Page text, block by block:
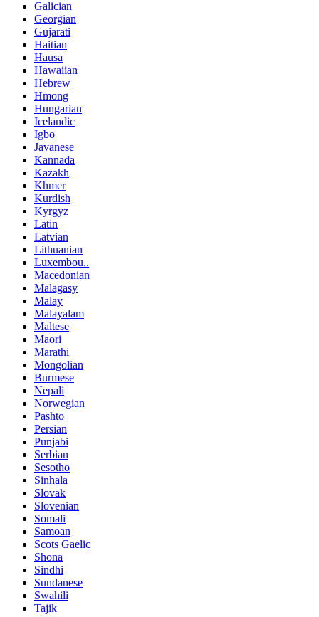
Galician
Georgian
Gujarati
Haitian
Hausa
Hawaiian
Hebrew
Hmong
Hungarian
Icelandic
Igbo
Javanese
Kannada
Kazakh
Khmer
Kurdish
Kyrgyz
Latin
Latvian
Lithuanian
Luxembou..
Macedonian
Malagasy
Malay
Malayalam
Maltese
Maori
Marathi
Mongolian
Burmese
Nepali
Norwegian
Pashto
Persian
Punjabi
Serbian
Sesotho
Sinhala
Slovak
Slovenian
Somali
Samoan
Scots Gaelic
Shona
Sindhi
Sundanese
Swahili
Tajik